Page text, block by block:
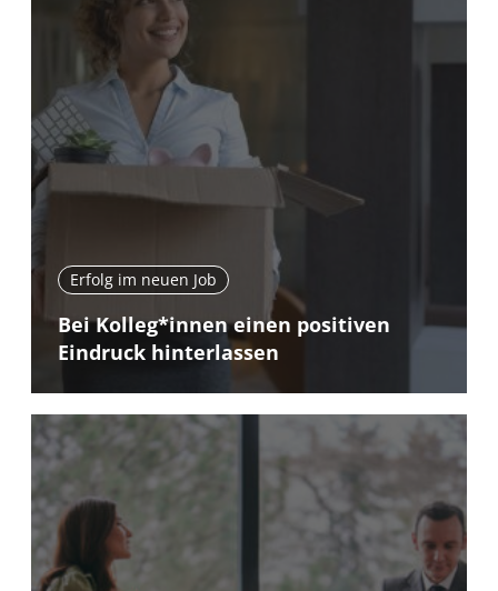
Erfolg im neuen Job
Bei Kolleg*innen einen positiven
Eindruck hinterlassen